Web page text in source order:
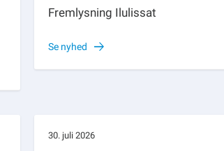
Fremlysning Ilulissat
Se nyhed
30. juli 2026